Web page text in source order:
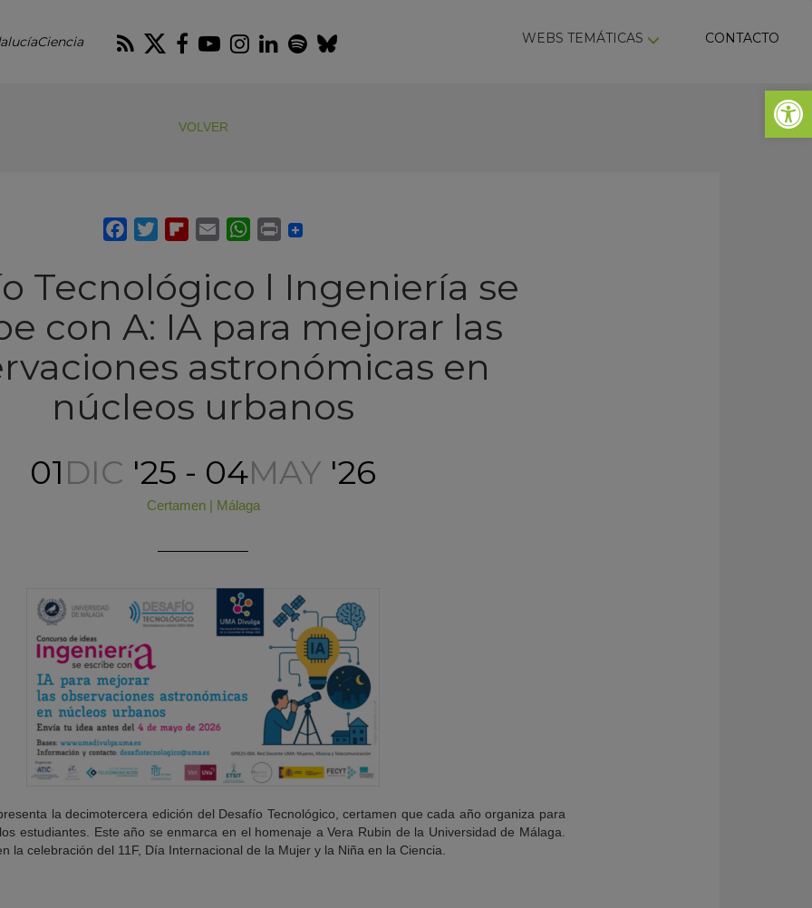
Abrir
RSS Twitter
Facebook
Youtube
Instagram
LinkedIn
Spotify
Bluesky WEBS TEMÁTICAS CONTACTO
VOLVER
Tecnológico l Ingeniería se
con A: IA para mejorar las
astronómicas en
núcleos urbanos
01DIC '25 - 04MAY '26
Certamen| Málaga
la decimotercera edición del Desafío Tecnológico, certamen que cada año organiza para
estudiantes. Este año se enmarca en el homenaje a Vera Rubin de la Universidad de Málaga.
la celebración del 11F, Día Internacional de la Mujer y la Niña en la Ciencia.